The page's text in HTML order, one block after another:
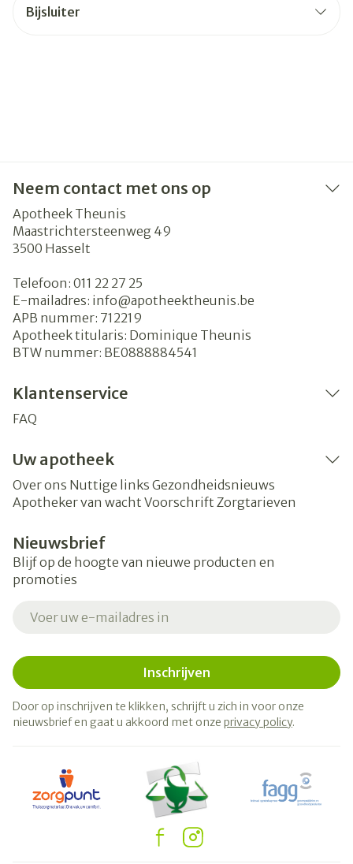
Bijsluiter
Neem contact met ons op
Apotheek Theunis
Maastrichtersteenweg 49
3500 Hasselt
Telefoon: 011 22 27 25
E-mailadres: info@apotheektheunis.be
APB nummer: 712219
Apotheek titularis: Dominique Theunis
BTW nummer: BE0888884541
Klantenservice
FAQ
Uw apotheek
Over ons Nuttige links Gezondheidsnieuws
Apotheker van wacht Voorschrift Zorgtarieven
Nieuwsbrief
Blijf op de hoogte van nieuwe producten en
promoties
Inschrijven
Door op inschrijven te klikken, schrijft u zich in voor onze
nieuwsbrief en gaat u akkoord met onze privacy policy.